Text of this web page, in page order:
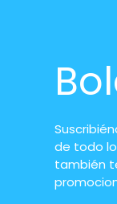
de todo
también